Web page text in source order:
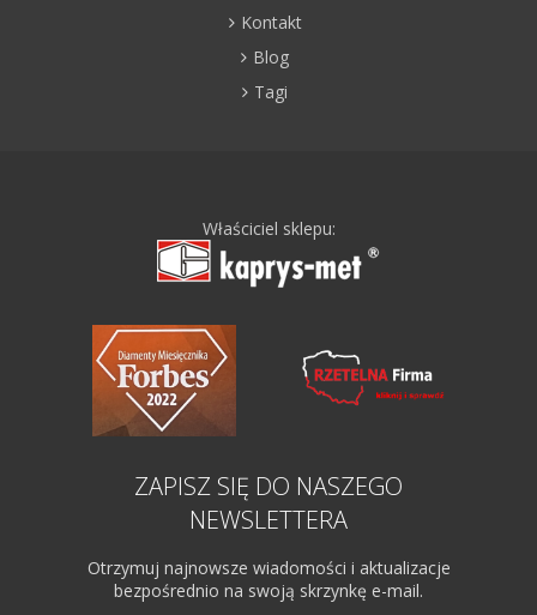
Kontakt
Blog
Tagi
Właściciel sklepu:
ZAPISZ SIĘ DO NASZEGO
NEWSLETTERA
Otrzymuj najnowsze wiadomości i aktualizacje
bezpośrednio na swoją skrzynkę e-mail.